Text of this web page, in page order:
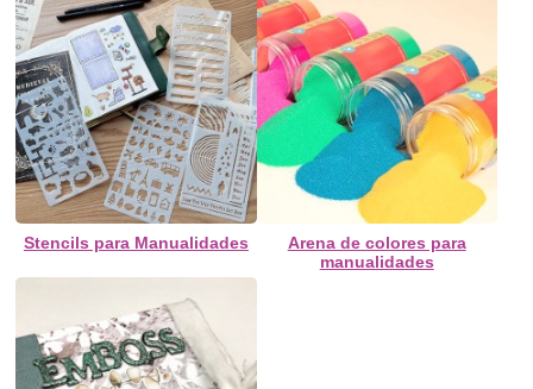
Stencils para Manualidades
Arena de colores para
manualidades